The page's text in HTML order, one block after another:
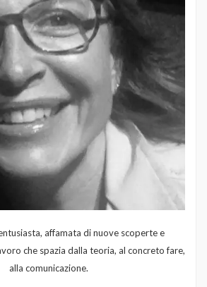
affamata di nuove scoperte e
che spazia dalla teoria, al concreto fare,
alla comunicazione.